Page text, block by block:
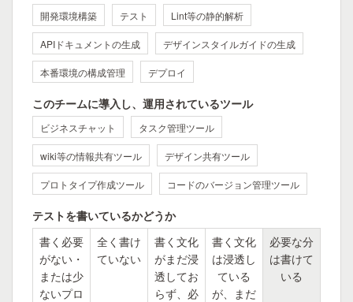
開発環境構築 テスト Lint等の静的解析
APIドキュメントの生成 デザインスタイルガイドの生成
本番環境の構成管理 デプロイ
このチームに導入し、運用されているツール
ビジネスチャット タスク管理ツール
wiki等の情報共有ツール デザイン共有ツール
プロトタイプ作成ツール コードのバージョン管理ツール
テストを書いているかどうか
書く必要
がない・
または少
ないプロ
全く書け
ていない
書く文化
がまだ浸
透してお
らず、必
書く文化
は浸透し
ている
が、まだ
必要な分
は書けて
いる